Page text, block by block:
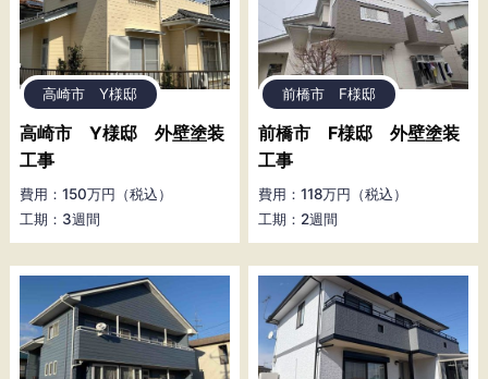
高崎市 Y様邸
高崎市 Y様邸 外壁塗装
工事
費用：150万円（税込）
工期：3週間
前橋市 F様邸
前橋市 F様邸 外壁塗装
工事
費用：118万円（税込）
工期：2週間